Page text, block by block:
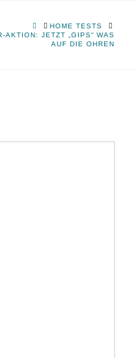
HOMEHOME TESTS
AKTION: JETZT „GIPS“ WAS
AUF DIE OHREN